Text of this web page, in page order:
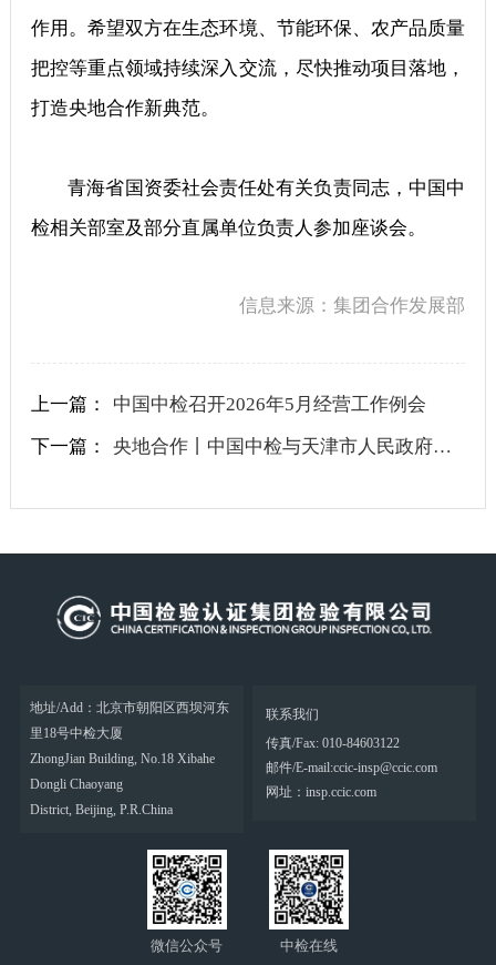
作用。希望双方在生态环境、节能环保、农产品质量
把控等重点领域持续深入交流，尽快推动项目落地，
打造央地合作新典范。
青海省国资委社会责任处有关负责同志，中国中
检相关部室及部分直属单位负责人参加座谈会。
信息来源：集团合作发展部
上一篇：
中国中检召开2026年5月经营工作例会
下一篇：
央地合作丨中国中检与天津市人民政府签署战略合作协议
地址/Add：北京市朝阳区西坝河东
里18号中检大厦
ZhongJian Building, No.18 Xibahe
Dongli Chaoyang
District, Beijing, P.R.China
联系我们
传真/Fax: 010-84603122
邮件/E-mail:ccic-insp@ccic.com
网址：insp.ccic.com
微信公众号 中检在线